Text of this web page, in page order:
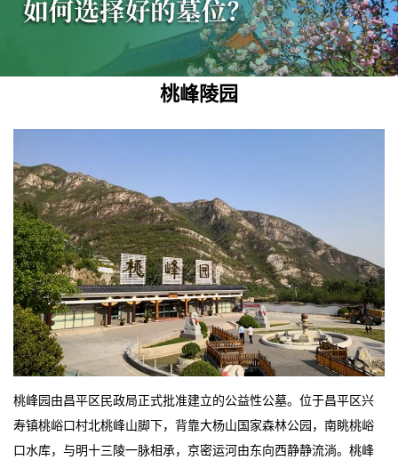
桃峰陵园
桃峰园由昌平区民政局正式批准建立的公益性公墓。位于昌平区兴
寿镇桃峪口村北桃峰山脚下，背靠大杨山国家森林公园，南眺桃峪
口水库，与明十三陵一脉相承，京密运河由东向西静静流淌。桃峰